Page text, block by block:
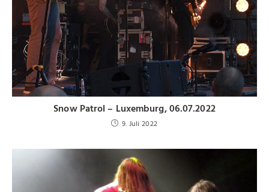
Snow Patrol – Luxemburg, 06.07.2022
9. Juli 2022